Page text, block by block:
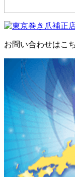
お問い合わせはこ